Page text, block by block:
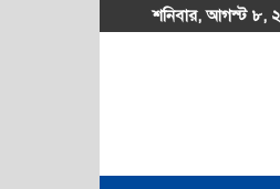
শনিবার, আগস্ট ৮,